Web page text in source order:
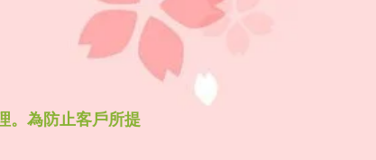
。為防止客戶所提